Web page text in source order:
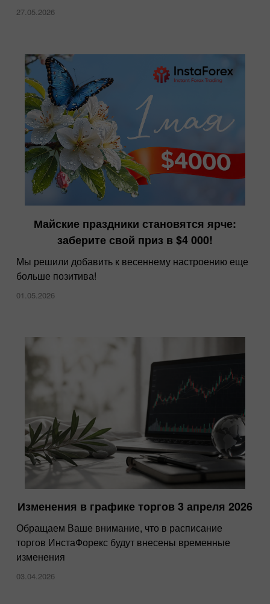
27.05.2026
Майские праздники становятся ярче:
заберите свой приз в $4 000!
Мы решили добавить к весеннему настроению еще
больше позитива!
01.05.2026
Изменения в графике торгов 3 апреля 2026
Обращаем Ваше внимание, что в расписание
торгов ИнстаФорекс будут внесены временные
изменения
03.04.2026